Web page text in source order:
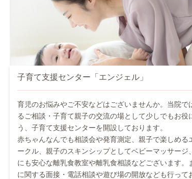
子育て支援センター「エンジェル」
育児のお悩みやご不安などはございませんか。当院で
るご相談・子育て親子の交流の場として少しでもお役
う、子育て支援センターを開設しております。
赤ちゃんなんでも相談会や発育測定、親子で楽しめる
ークル、親子のスキンシップとしてベビーマッサージ
にも安心な離乳食教室や離乳食相談などございます。
に関する面接・電話相談や遊び場の開放なども行って